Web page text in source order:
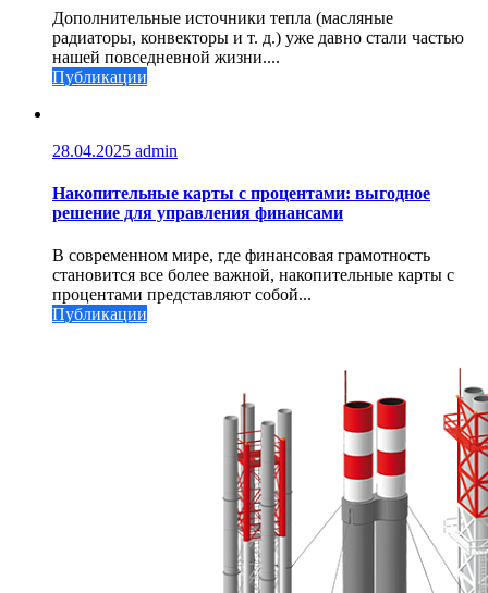
Дополнительные источники тепла (масляные
радиаторы, конвекторы и т. д.) уже давно стали частью
нашей повседневной жизни....
Публикации
28.04.2025 admin
Накопительные карты с процентами: выгодное
решение для управления финансами
В современном мире, где финансовая грамотность
становится все более важной, накопительные карты с
процентами представляют собой...
Публикации